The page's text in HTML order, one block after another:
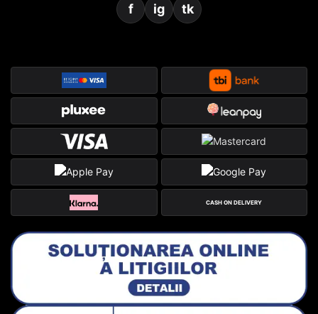
f ig tk
CASH ON DELIVERY